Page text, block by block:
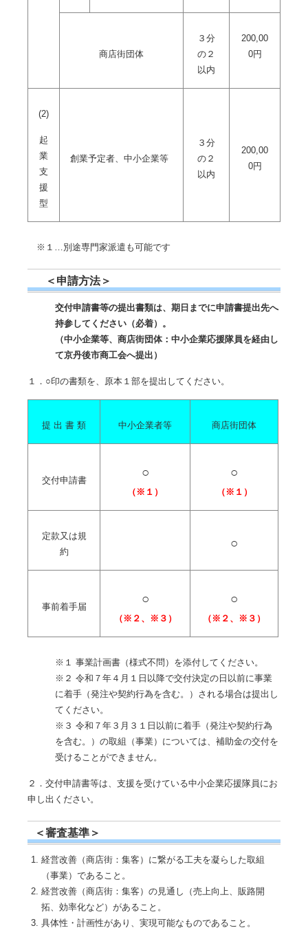
商店街団体
３分
の２
以内
200,00
0円
(2)
起
業
支
援
型
創業予定者、中小企業等
３分
の２
以内
200,00
0円
※１…別途専門家派遣も可能です
＜申請方法＞
交付申請書等の提出書類は、期日までに申請書提出先へ
持参してください（必着）。
（中小企業等、商店街団体：中小企業応援隊員を経由し
て京丹後市商工会へ提出）
１．○印の書類を、原本１部を提出してください。
提 出 書 類 中小企業者等 商店街団体
交付申請書
○
（※１）
○
（※１）
定款又は規
約
○
事前着手届
○
（※２、※３）
○
（※２、※３）
※１ 事業計画書（様式不問）を添付してください。
※２ 令和７年４月１日以降で交付決定の日以前に事業
に着手（発注や契約行為を含む。）される場合は提出し
てください。
※３ 令和７年３月３１日以前に着手（発注や契約行為
を含む。）の取組（事業）については、補助金の交付を
受けることができません。
２．交付申請書等は、支援を受けている中小企業応援隊員にお
申し出ください。
＜審査基準＞
経営改善（商店街：集客）に繋がる工夫を凝らした取組
（事業）であること。
経営改善（商店街：集客）の見通し（売上向上、販路開
拓、効率化など）があること。
具体性・計画性があり、実現可能なものであること。